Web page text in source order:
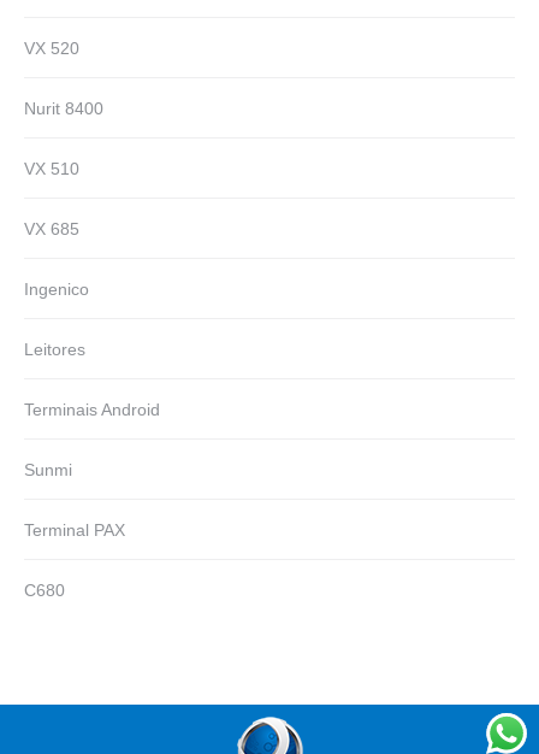
VX 520
Nurit 8400
VX 510
VX 685
Ingenico
Leitores
Terminais Android
Sunmi
Terminal PAX
C680